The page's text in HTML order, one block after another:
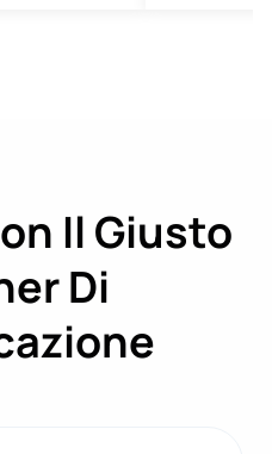
Il Giusto
Di